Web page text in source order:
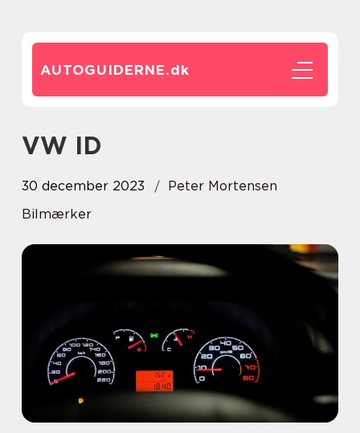
AUTOGUIDERNE.dk
VW ID
30 december 2023
Peter Mortensen
Bilmærker